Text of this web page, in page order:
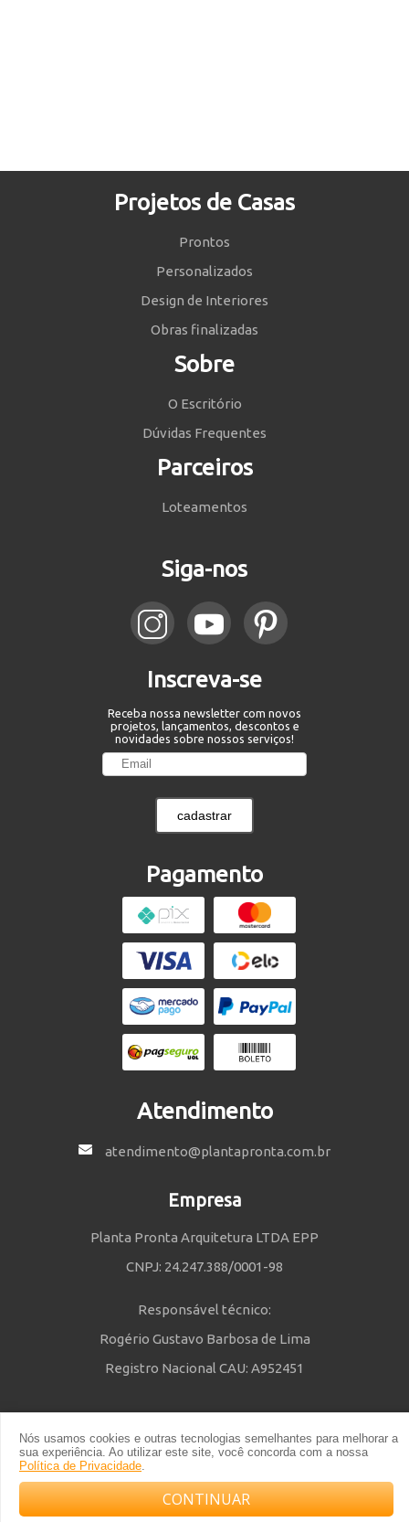
Nós usamos cookies e outras tecnologias semelhantes para melhorar a
sua experiência. Ao utilizar este site, você concorda com a nossa
Política de Privacidade.
CONTINUAR
Compre com o arquiteto no WhatsApp
Projetos de Casas
Prontos
Personalizados
Design de Interiores
Obras finalizadas
Sobre
O Escritório
Dúvidas Frequentes
Parceiros
Loteamentos
Siga-nos
Inscreva-se
Receba nossa newsletter com novos
projetos, lançamentos, descontos e
novidades sobre nossos serviços!
cadastrar
Pagamento
Atendimento
atendimento@plantapronta.com.br
Empresa
Planta Pronta Arquitetura LTDA EPP
CNPJ: 24.247.388/0001-98
Responsável técnico:
Rogério Gustavo Barbosa de Lima
Registro Nacional CAU: A952451
Política de Privacidade eTermos e Condições | © 2014 - 2021 Powered
by Planta Pronta